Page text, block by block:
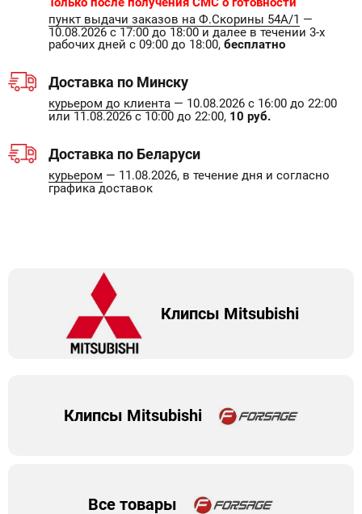
пункт выдачи заказов на Ф.Скорины 54А/1 —
10.08.2026 с 17:00 до 18:00 и далее в течении 3-х
рабочих дней с 09:00 до 18:00, бесплатно
Доставка по Минску
курьером до клиента — 10.08.2026 с 16:00 до 22:00
или 11.08.2026 с 10:00 до 22:00, 10 руб.
Доставка по Беларуси
курьером — 11.08.2026, в течение дня и согласно
графика доставок
Клипсы Mitsubishi
Клипсы Mitsubishi
Все товары